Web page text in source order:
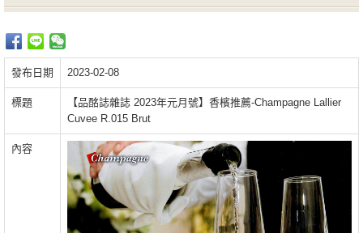
發布日期 2023-02-08
標題
【品酩誌雜誌 2023年元月號】香檳推薦-Champagne Lallier
Cuvee R.015 Brut
內容